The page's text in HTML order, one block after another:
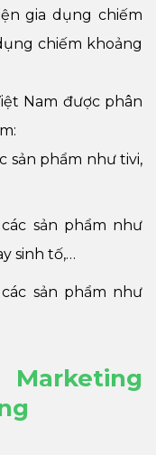
gia dụng chiếm
chiếm khoảng
Nam được phân
sản phẩm như tivi,
sản phẩm như
sinh tố,…
sản phẩm như